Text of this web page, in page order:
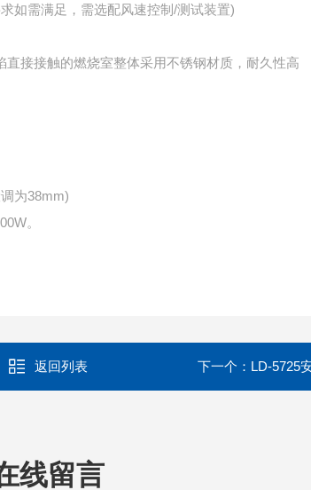
如需满足，需选配风速控制/测试装置)
接接触的燃烧室整体采用不锈钢材质，耐久性高
为38mm)
。
返回列表 下一个： LD-5725
线留言